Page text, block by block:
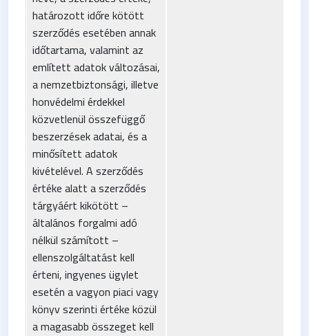
határozott időre kötött
szerződés esetében annak
időtartama, valamint az
említett adatok változásai,
a nemzetbiztonsági, illetve
honvédelmi érdekkel
közvetlenül összefüggő
beszerzések adatai, és a
minősített adatok
kivételével. A szerződés
értéke alatt a szerződés
tárgyáért kikötött –
általános forgalmi adó
nélkül számított –
ellenszolgáltatást kell
érteni, ingyenes ügylet
esetén a vagyon piaci vagy
könyv szerinti értéke közül
a magasabb összeget kell